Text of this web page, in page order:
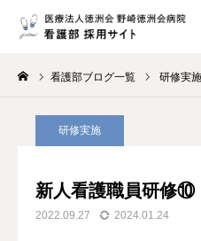
看護部ブログ一覧 研修実施
研修実施
新人看護職員研修⑩
2022.09.27 2024.01.24
応募・問合せ・資料請求
Instagram
研修制度